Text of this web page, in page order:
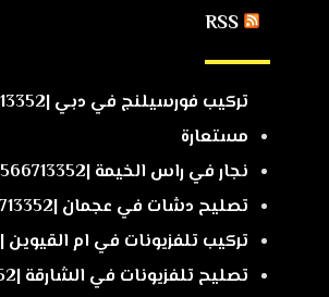
RSS
مستعارة
نجار في راس الخيمة |0566713352| نجار ممتاز
تصليح دشات في عجمان |0566713352
تركيب تلفزيونات في ام القيوين |0566713352
تصليح تلفزيونات في الشارقة |0566713352